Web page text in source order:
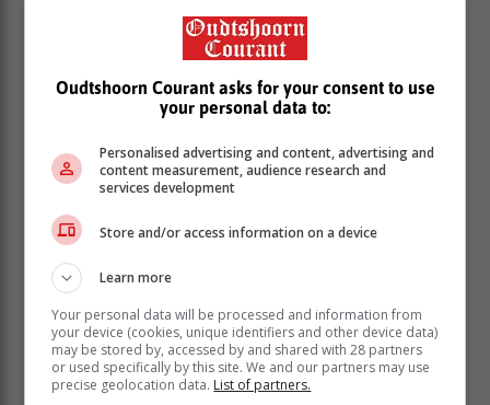
Oudtshoorn Courant asks for your consent to use
your personal data to:
Personalised advertising and content, advertising and
content measurement, audience research and
services development
Store and/or access information on a device
Learn more
Your personal data will be processed and information from
your device (cookies, unique identifiers and other device data)
may be stored by, accessed by and shared with 28 partners
or used specifically by this site. We and our partners may use
precise geolocation data. List of partners.